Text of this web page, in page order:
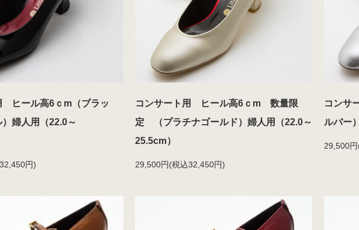
ヒール高6ｃm（ブラッ
婦人用（22.0～
円)
コンサート用 ヒール高6ｃm 数量限
定 （プラチナゴールド）婦人用（22.0～
25.5cm）
29,500円(税込32,450円)
コンサ
ルバー
29,500